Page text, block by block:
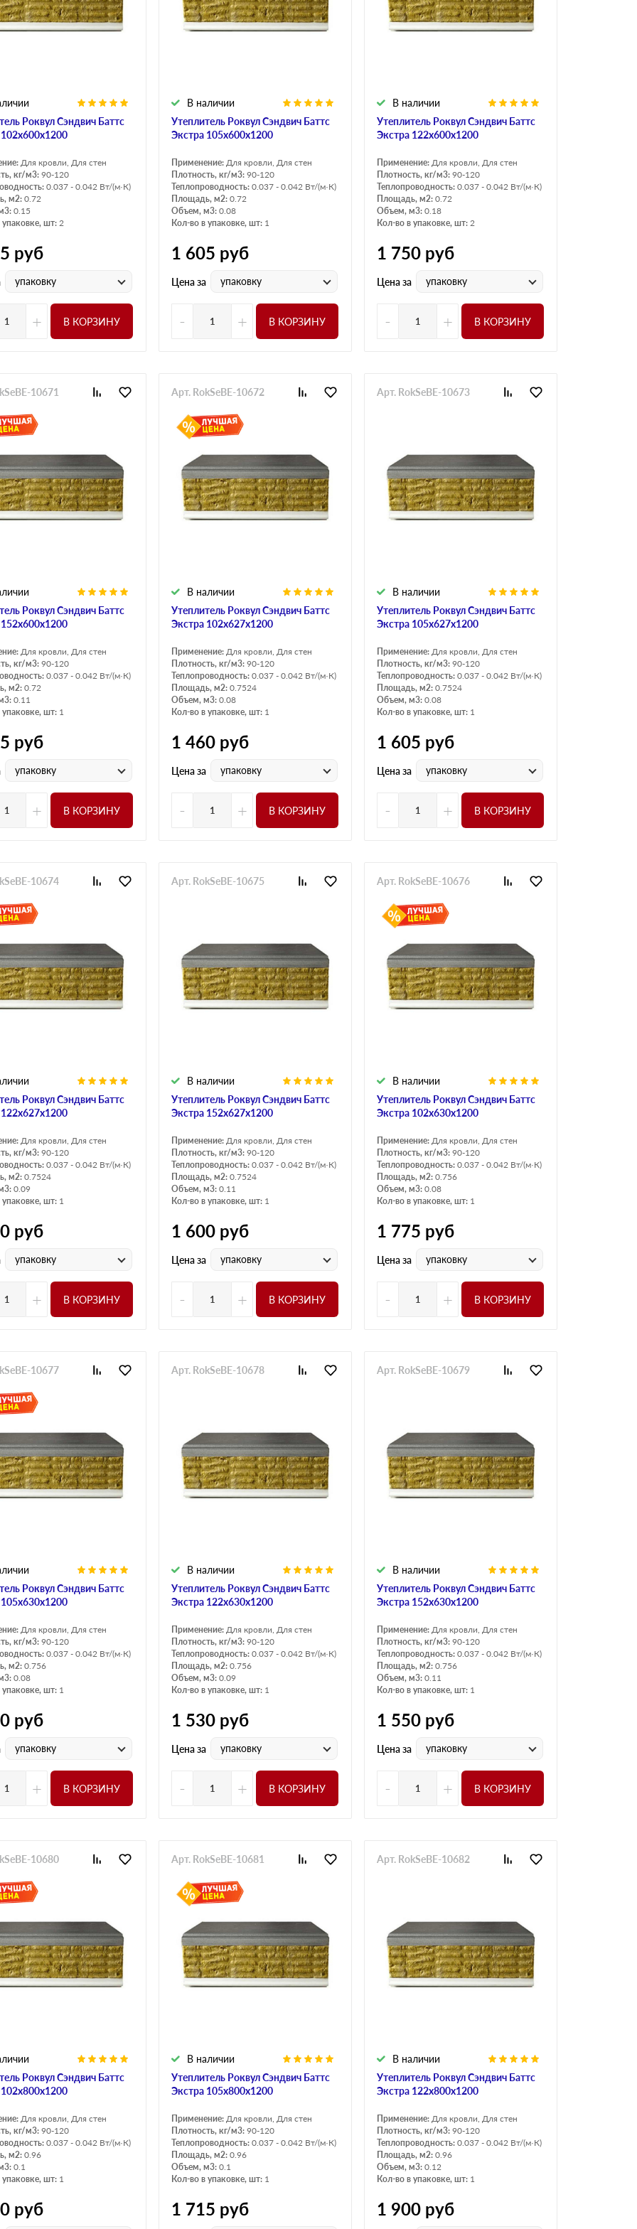
Н Оптима
Техническая изоляция
Цилиндры навивные
Industrial Batts 80
CONLIT SL 150
Д Оптима
Толщина
50 мм
120 мм
150 мм
Д Оптима
Применение
Для стен
Для фундамента
Для потолков
Роквул Сэндвич Баттс
Для кровли, Для стен
кг/м3: 90-120
0.037 - 0.042 Вт/(м·К)
м2:0.72
0.15
упаковке, шт: 2
руб
упаковку
+ В КОРЗИНУ
Утеплитель Роквул Сэндвич Баттс
Экстра 105х600х1200
В наличии
Применение: Для кровли, Для стен
Плотность, кг/м3: 90-120
Теплопроводность: 0.037 - 0.042 Вт/(м·К)
Площадь, м2: 0.72
Объем, м3: 0.08
Кол-во в упаковке, шт: 1
1 605 руб
Цена за упаковку
- + В КОРЗИНУ
Утеплитель Роквул Сэндвич Баттс
Экстра 122х600х1200
В наличии
Применение: Для кровли, Для стен
Плотность, кг/м3: 90-120
Теплопроводность: 0.037 - 0.042 Вт/(м·К)
Площадь, м2: 0.72
Объем, м3: 0.18
Кол-во в упаковке, шт: 2
1 750 руб
Цена за упаковку
- + В КОРЗИНУ
Роквул Сэндвич Баттс
10671
Для кровли, Для стен
кг/м3: 90-120
0.037 - 0.042 Вт/(м·К)
м2:0.72
0.11
упаковке, шт: 1
руб
упаковку
+ В КОРЗИНУ
Утеплитель Роквул Сэндвич Баттс
Экстра 102х627х1200
В наличии
Арт. RokSeBE-10672
Применение: Для кровли, Для стен
Плотность, кг/м3: 90-120
Теплопроводность: 0.037 - 0.042 Вт/(м·К)
Площадь, м2: 0.7524
Объем, м3: 0.08
Кол-во в упаковке, шт: 1
1 460 руб
Цена за упаковку
- + В КОРЗИНУ
Утеплитель Роквул Сэндвич Баттс
Экстра 105х627х1200
В наличии
Арт. RokSeBE-10673
Применение: Для кровли, Для стен
Плотность, кг/м3: 90-120
Теплопроводность: 0.037 - 0.042 Вт/(м·К)
Площадь, м2: 0.7524
Объем, м3: 0.08
Кол-во в упаковке, шт: 1
1 605 руб
Цена за упаковку
- + В КОРЗИНУ
Роквул Сэндвич Баттс
10674
Для кровли, Для стен
кг/м3: 90-120
0.037 - 0.042 Вт/(м·К)
м2:0.7524
0.09
упаковке, шт: 1
руб
упаковку
+ В КОРЗИНУ
Утеплитель Роквул Сэндвич Баттс
Экстра 152х627х1200
В наличии
Арт. RokSeBE-10675
Применение: Для кровли, Для стен
Плотность, кг/м3: 90-120
Теплопроводность: 0.037 - 0.042 Вт/(м·К)
Площадь, м2: 0.7524
Объем, м3: 0.11
Кол-во в упаковке, шт: 1
1 600 руб
Цена за упаковку
- + В КОРЗИНУ
Утеплитель Роквул Сэндвич Баттс
Экстра 102х630х1200
В наличии
Арт. RokSeBE-10676
Применение: Для кровли, Для стен
Плотность, кг/м3: 90-120
Теплопроводность: 0.037 - 0.042 Вт/(м·К)
Площадь, м2: 0.756
Объем, м3: 0.08
Кол-во в упаковке, шт: 1
1 775 руб
Цена за упаковку
- + В КОРЗИНУ
Роквул Сэндвич Баттс
10677
Для кровли, Для стен
кг/м3: 90-120
0.037 - 0.042 Вт/(м·К)
м2:0.756
0.08
упаковке, шт: 1
руб
упаковку
+ В КОРЗИНУ
Утеплитель Роквул Сэндвич Баттс
Экстра 122х630х1200
В наличии
Арт. RokSeBE-10678
Применение: Для кровли, Для стен
Плотность, кг/м3: 90-120
Теплопроводность: 0.037 - 0.042 Вт/(м·К)
Площадь, м2: 0.756
Объем, м3: 0.09
Кол-во в упаковке, шт: 1
1 530 руб
Цена за упаковку
- + В КОРЗИНУ
Утеплитель Роквул Сэндвич Баттс
Экстра 152х630х1200
В наличии
Арт. RokSeBE-10679
Применение: Для кровли, Для стен
Плотность, кг/м3: 90-120
Теплопроводность: 0.037 - 0.042 Вт/(м·К)
Площадь, м2: 0.756
Объем, м3: 0.11
Кол-во в упаковке, шт: 1
1 550 руб
Цена за упаковку
- + В КОРЗИНУ
Роквул Сэндвич Баттс
10680
Для кровли, Для стен
кг/м3: 90-120
0.037 - 0.042 Вт/(м·К)
м2:0.96
0.1
упаковке, шт: 1
руб
Утеплитель Роквул Сэндвич Баттс
Экстра 105х800х1200
В наличии
Арт. RokSeBE-10681
Применение: Для кровли, Для стен
Плотность, кг/м3: 90-120
Теплопроводность: 0.037 - 0.042 Вт/(м·К)
Площадь, м2: 0.96
Объем, м3: 0.1
Кол-во в упаковке, шт: 1
1 715 руб
Утеплитель Роквул Сэндвич Баттс
Экстра 122х800х1200
В наличии
Арт. RokSeBE-10682
Применение: Для кровли, Для стен
Плотность, кг/м3: 90-120
Теплопроводность: 0.037 - 0.042 Вт/(м·К)
Площадь, м2: 0.96
Объем, м3: 0.12
Кол-во в упаковке, шт: 1
1 900 руб